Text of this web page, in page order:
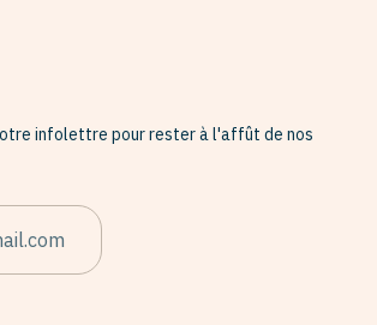
infolettre pour rester à l'affût de nos